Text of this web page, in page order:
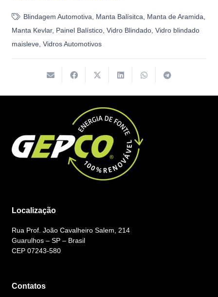
Blindagem Automotiva Manta Balísitca Manta de Aramida
Manta Kevlar, Painel Balístico Vidro Blindado Vidro blindado
maisleve Vidros Automotivos
Localização
Rua Prof. João Cavalheiro Salem, 214
Guarulhos – SP – Brasil
CEP 07243-580
Contatos